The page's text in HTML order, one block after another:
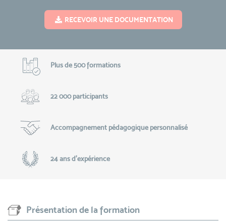
RECEVOIR UNE DOCUMENTATION
Plus de 500 formations
22 000 participants
Accompagnement pédagogique personnalisé
24 ans d'expérience
Présentation de la formation